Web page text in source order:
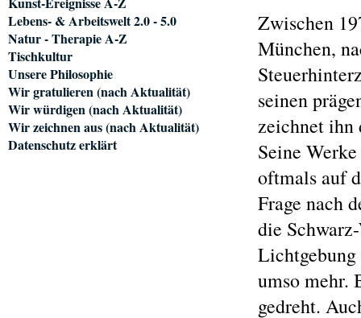
Zwischen
München,
seinen
zeichnet ihn
Seine
oftmals auf
Frage nach
die
umso mehr.
gedreht.
Lebens- & Arbeitswelt 2.0 - 5.0
Natur - Therapie A-Z
Tischkultur
Unsere Philosophie
Wir gratulieren (nach Aktualität)
Wir würdigen (nach Aktualität)
Wir zeichnen aus (nach Aktualität)
Datenschutz erklärt